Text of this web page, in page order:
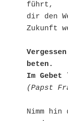
führt,
dir den
Zukunft
beten.
Im
(Papst
Nimm